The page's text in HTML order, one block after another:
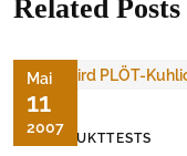
Related Posts
Mai
11
2007
PRODUKTTESTS